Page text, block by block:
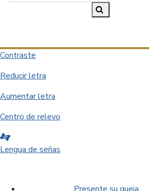
Contraste
Reducir letra
Aumentar letra
Centro de relevo
Lengua de señas